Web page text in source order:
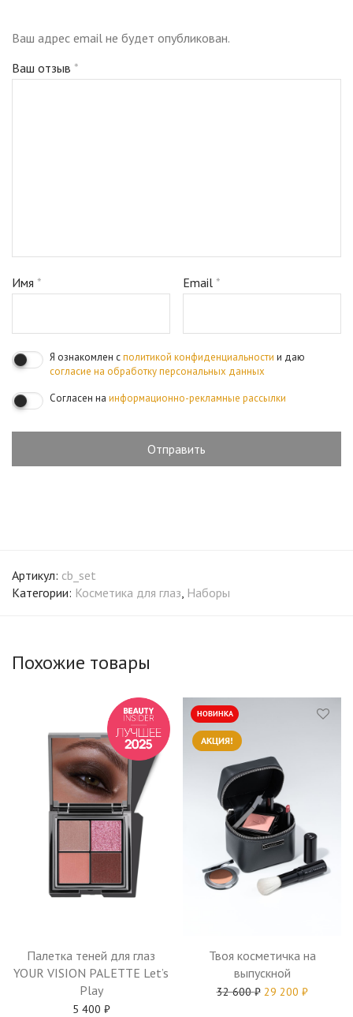
Ваш адрес email не будет опубликован.
Ваш отзыв *
Имя * Email*
Я ознакомлен сполитикой конфиденциальности и даю
согласие на обработку персональных данных
Согласен на информационно-рекламные рассылки
Артикул: cb_set
Категории: Косметика для глаз, Наборы
Похожие товары
Палетка теней для глаз
YOUR VISION PALETTE Let’s
Play
5 400 ₽
АКЦИЯ!
НОВИНКА
Твоя косметичка на
выпускной
32 600₽ 29 200 ₽